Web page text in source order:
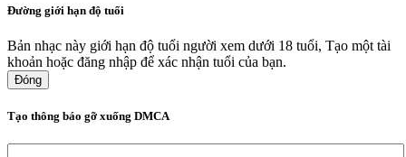
Đường giới hạn độ tuổi
Bản nhạc này giới hạn độ tuổi người xem dưới 18 tuổi, Tạo một tài
khoản hoặc đăng nhập để xác nhận tuổi của bạn.
Đóng
Tạo thông báo gỡ xuống DMCA